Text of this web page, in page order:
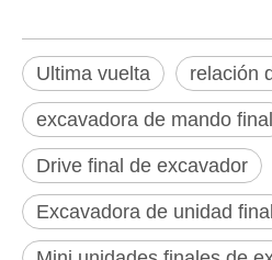
Ultima vuelta relación
excavadora de mando final
Drive final de excavador
Excavadora de unidad final